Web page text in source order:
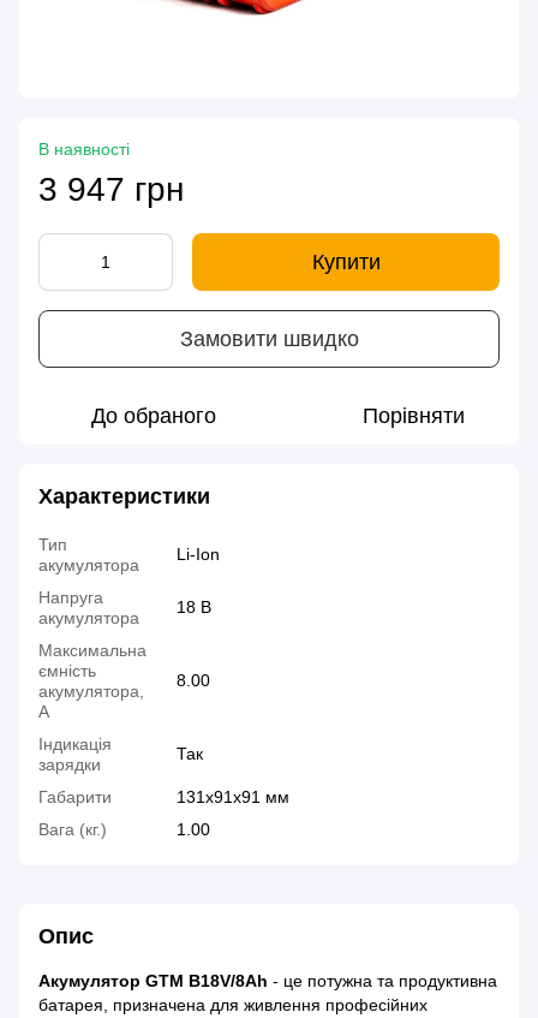
В наявності
3 947 грн
Купити
Замовити швидко
До обраного Порівняти
Характеристики
Тип
акумулятора
Li-Ion
Напруга
акумулятора
18 В
Максимальна
ємність
акумулятора,
A
8.00
Індикація
зарядки
Так
Габарити
131х91х91 мм
Вага (кг.)
1.00
Опис
Акумулятор GTM B18V/8Ah - це потужна та продуктивна
батарея, призначена для живлення професійних